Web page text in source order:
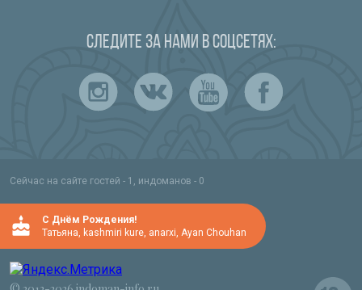
Следите за нами в соцсетях:
Сейчас на сайте гостей - 1, индоманов - 0
C Днём Рождения!
Татьяна, kashmiri kure, anarxi, Ayan Chouhan